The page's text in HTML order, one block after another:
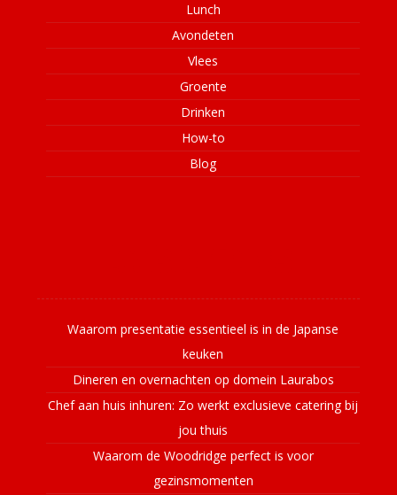
Lunch
Avondeten
Vlees
Groente
Drinken
How-to
Blog
Waarom presentatie essentieel is in de Japanse
keuken
Dineren en overnachten op domein Laurabos
Chef aan huis inhuren: Zo werkt exclusieve catering bij
jou thuis
Waarom de Woodridge perfect is voor
gezinsmomenten